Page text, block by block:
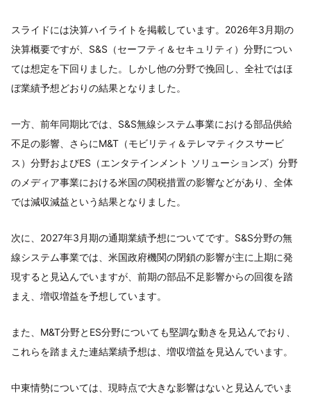
スライドには決算ハイライトを掲載しています。2026年3月期の
決算概要ですが、S&S（セーフティ＆セキュリティ）分野につい
ては想定を下回りました。しかし他の分野で挽回し、全社ではほ
ぼ業績予想どおりの結果となりました。
一方、前年同期比では、S&S無線システム事業における部品供給
不足の影響、さらにM&T（モビリティ＆テレマティクスサービ
ス）分野およびES（エンタテインメント ソリューションズ）分野
のメディア事業における米国の関税措置の影響などがあり、全体
では減収減益という結果となりました。
次に、2027年3月期の通期業績予想についてです。S&S分野の無
線システム事業では、米国政府機関の閉鎖の影響が主に上期に発
現すると見込んでいますが、前期の部品不足影響からの回復を踏
まえ、増収増益を予想しています。
また、M&T分野とES分野についても堅調な動きを見込んでおり、
これらを踏まえた連結業績予想は、増収増益を見込んでいます。
中東情勢については、現時点で大きな影響はないと見込んでいま